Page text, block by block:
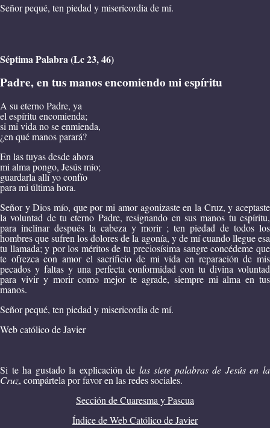
Señor pequé, ten piedad y misericordia de mí.
Séptima Palabra (Lc 23, 46)
Padre, en tus manos encomiendo mi espíritu
A su eterno Padre, ya
el espíritu encomienda;
si mi vida no se enmienda,
¿en qué manos parará?
En las tuyas desde ahora
mi alma pongo, Jesús mío;
guardarla allí yo confío
para mi última hora.
Señor y Dios mío, que por mi amor agonizaste en la Cruz, y aceptaste
la voluntad de tu eterno Padre, resignando en sus manos tu espíritu,
para inclinar después la cabeza y morir ; ten piedad de todos los
hombres que sufren los dolores de la agonía, y de mí cuando llegue esa
tu llamada; y por los méritos de tu preciosísima sangre concédeme que
te ofrezca con amor el sacrificio de mi vida en reparación de mis
pecados y faltas y una perfecta conformidad con tu divina voluntad
para vivir y morir como mejor te agrade, siempre mi alma en tus
manos.
Señor pequé, ten piedad y misericordia de mí.
Web católico de Javier
Si te ha gustado la explicación de las siete palabras de Jesús en la
Cruz, compártela por favor en las redes sociales.
Sección de Cuaresma y Pascua
Índice de Web Católico de Javier